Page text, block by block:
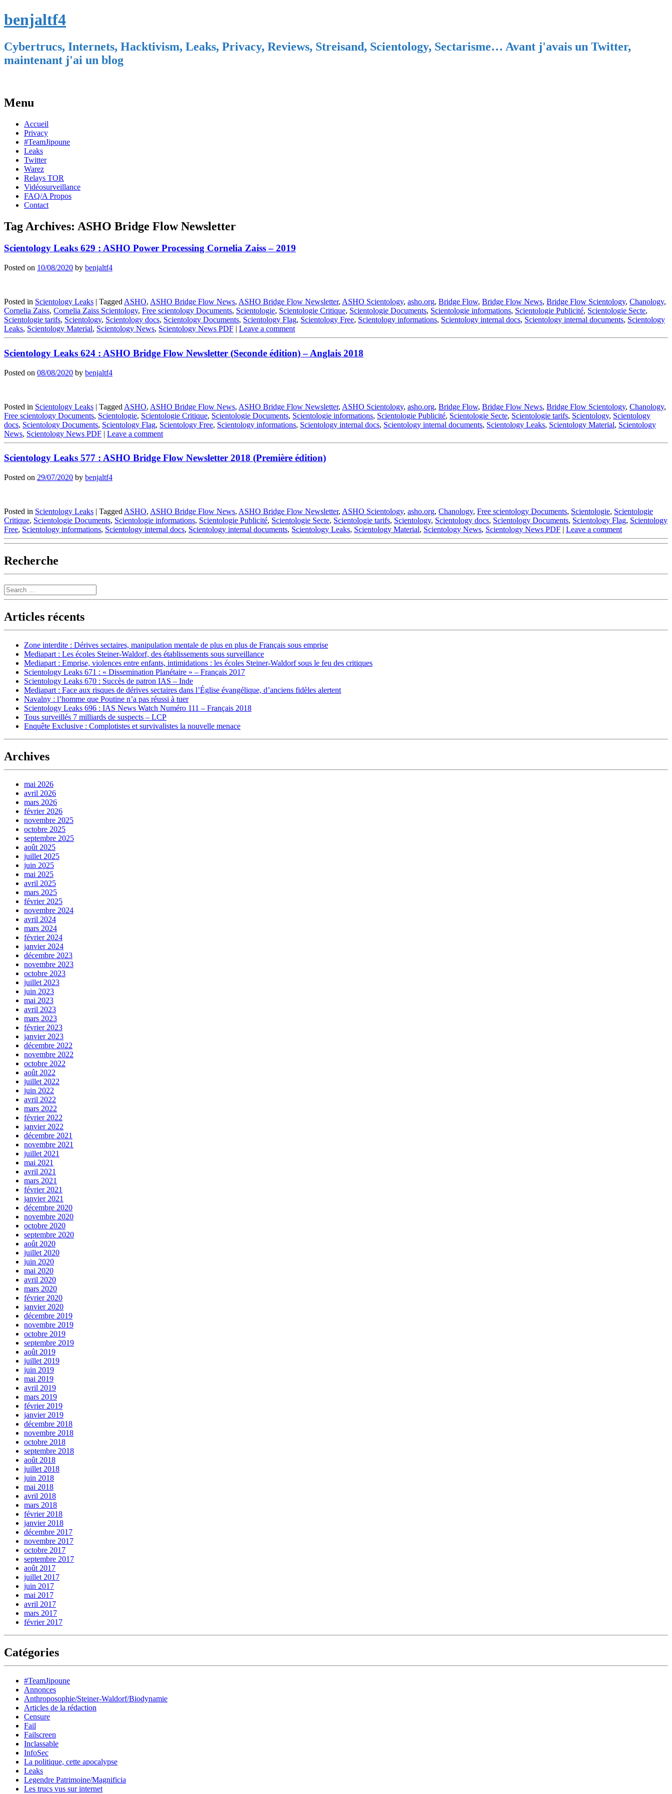
benjaltf4
Cybertrucs, Internets, Hacktivism, Leaks, Privacy, Reviews, Streisand, Scientology, Sectarisme… Avant j'avais un Twitter,
maintenant j'ai un blog
Menu
Skip
content
Accueil
Privacy
#TeamJipoune
Leaks
Twitter
Warez
Relays TOR
Vidéosurveillance
FAQ/A Propos
Contact
Tag Archives: ASHO Bridge Flow Newsletter
Scientology Leaks 629 : ASHO Power Processing Cornelia Zaiss – 2019
Posted on 10/08/2020 by benjaltf4
Posted in Scientology Leaks | Tagged ASHO, ASHO Bridge Flow News, ASHO Bridge Flow Newsletter, ASHO Scientology, asho.org, Bridge Flow, Bridge Flow News, Bridge Flow Scientology, Chanology,
Cornelia Zaiss, Cornelia Zaiss Scientology, Free scientology Documents, Scientologie, Scientologie Critique, Scientologie Documents, Scientologie informations, Scientologie Publicité, Scientologie Secte,
Scientologie tarifs, Scientology, Scientology docs, Scientology Documents, Scientology Flag, Scientology Free, Scientology informations, Scientology internal docs, Scientology internal documents, Scientology
Leaks, Scientology Material, Scientology News, Scientology News PDF | Leave a comment
Scientology Leaks 624 : ASHO Bridge Flow Newsletter (Seconde édition) – Anglais 2018
Posted on 08/08/2020 by benjaltf4
Posted in Scientology Leaks | Tagged ASHO, ASHO Bridge Flow News, ASHO Bridge Flow Newsletter, ASHO Scientology, asho.org, Bridge Flow, Bridge Flow News, Bridge Flow Scientology, Chanology,
Free scientology Documents, Scientologie, Scientologie Critique, Scientologie Documents, Scientologie informations, Scientologie Publicité, Scientologie Secte, Scientologie tarifs, Scientology, Scientology
docs, Scientology Documents, Scientology Flag, Scientology Free, Scientology informations, Scientology internal docs, Scientology internal documents, Scientology Leaks, Scientology Material, Scientology
News, Scientology News PDF | Leave a comment
Scientology Leaks 577 : ASHO Bridge Flow Newsletter 2018 (Première édition)
Posted on 29/07/2020 by benjaltf4
Posted in Scientology Leaks | Tagged ASHO, ASHO Bridge Flow News, ASHO Bridge Flow Newsletter, ASHO Scientology, asho.org, Chanology, Free scientology Documents, Scientologie, Scientologie
Critique, Scientologie Documents, Scientologie informations, Scientologie Publicité, Scientologie Secte, Scientologie tarifs, Scientology, Scientology docs, Scientology Documents, Scientology Flag, Scientology
Free, Scientology informations, Scientology internal docs, Scientology internal documents, Scientology Leaks, Scientology Material, Scientology News, Scientology News PDF | Leave a comment
Recherche
Search
Articles récents
Zone interdite : Dérives sectaires, manipulation mentale de plus en plus de Français sous emprise
Mediapart : Les écoles Steiner-Waldorf, des établissements sous surveillance
Mediapart : Emprise, violences entre enfants, intimidations : les écoles Steiner-Waldorf sous le feu des critiques
Scientology Leaks 671 : « Dissemination Planétaire » – Français 2017
Scientology Leaks 670 : Succès de patron IAS – Inde
Mediapart : Face aux risques de dérives sectaires dans l’Église évangélique, d’anciens fidèles alertent
Navalny : l’homme que Poutine n’a pas réussi à tuer
Scientology Leaks 696 : IAS News Watch Numéro 111 – Français 2018
Tous surveillés 7 milliards de suspects – LCP
Enquête Exclusive : Complotistes et survivalistes la nouvelle menace
Archives
mai 2026
avril 2026
mars 2026
février 2026
novembre 2025
octobre 2025
septembre 2025
août 2025
juillet 2025
juin 2025
mai 2025
avril 2025
mars 2025
février 2025
novembre 2024
avril 2024
mars 2024
février 2024
janvier 2024
décembre 2023
novembre 2023
octobre 2023
juillet 2023
juin 2023
mai 2023
avril 2023
mars 2023
février 2023
janvier 2023
décembre 2022
novembre 2022
octobre 2022
août 2022
juillet 2022
juin 2022
avril 2022
mars 2022
février 2022
janvier 2022
décembre 2021
novembre 2021
juillet 2021
mai 2021
avril 2021
mars 2021
février 2021
janvier 2021
décembre 2020
novembre 2020
octobre 2020
septembre 2020
août 2020
juillet 2020
juin 2020
mai 2020
avril 2020
mars 2020
février 2020
janvier 2020
décembre 2019
novembre 2019
octobre 2019
septembre 2019
août 2019
juillet 2019
juin 2019
mai 2019
avril 2019
mars 2019
février 2019
janvier 2019
décembre 2018
novembre 2018
octobre 2018
septembre 2018
août 2018
juillet 2018
juin 2018
mai 2018
avril 2018
mars 2018
février 2018
janvier 2018
décembre 2017
novembre 2017
octobre 2017
septembre 2017
août 2017
juillet 2017
juin 2017
mai 2017
avril 2017
mars 2017
février 2017
Catégories
#TeamJipoune
Annonces
Anthroposophie/Steiner-Waldorf/Biodynamie
Articles de la rédaction
Censure
Fail
Failscreen
Inclassable
InfoSec
La politique, cette apocalypse
Leaks
Legendre Patrimoine/Magnificia
Les trucs vus sur internet